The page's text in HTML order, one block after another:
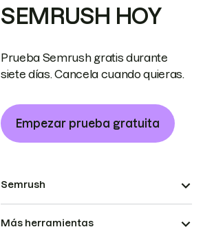
SEMRUSH HOY
Prueba Semrush gratis durante
siete días. Cancela cuando quieras.
Empezar prueba gratuita
Semrush
Más herramientas